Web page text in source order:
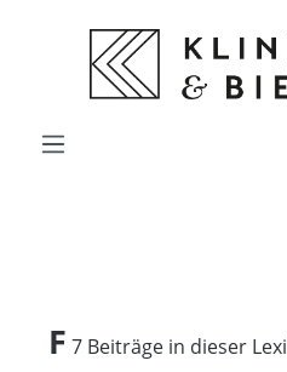
springen
F 7 Beiträge in dieser